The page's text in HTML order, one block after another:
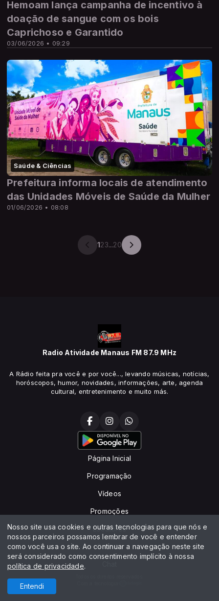
03/06/2026 • 09:29
Hemoam lança campanha de incentivo à
doação de sangue com os bois
Caprichoso e Garantido
Saúde & Ciências
01/06/2026 • 08:08
Prefeitura informa locais de atendimento
das Unidades Móveis de Saúde da Mulher
123...20
Radio Atividade Manaus FM 87.9 MHz
A Rádio feita pra você e por você..., levando músicas, notícias,
horóscopos, humor, novidades, informações, arte, agenda
cultural, entretenimento e muito más.
Página Inicial
Programação
Vídeos
Promoções
Locutores
Contato
Nosso site usa cookies e outras tecnologias para que nós e
nossos parceiros possamos lembrar de você e entender
como você usa o site. Ao continuar a navegação neste site
será considerado como consentimento implícito à nossa
política de privacidade.
Entendi